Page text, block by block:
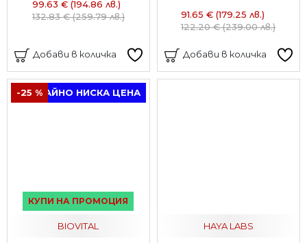
99.63 € (194.86 лв.)
132.83 € (259.79 лв.)
Добави в количка
91.65 € (179.25 лв.)
122.20 € (239.00 лв.)
Добави в количка
ТРАЙНО НИСКА ЦЕНА
КУПИ НА ПРОМОЦИЯ
-25 %
BIOVITAL HAYA LABS